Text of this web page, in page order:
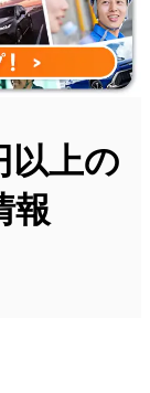
以上の
報